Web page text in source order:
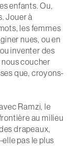
enfants. Ou,
Jouer à
les femmes
nues, ou en
inventer des
coucher
que, croyons-
Ramzi, le
au milieu
drapeaux,
pas le plus